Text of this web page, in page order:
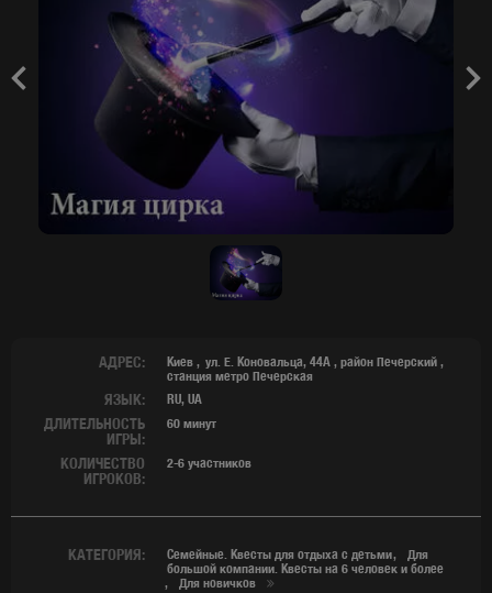
Previous
АДРЕС: Киев ул. Е. Коновальца, 44А , район Печерский ,
станция метро Печерская
ЯЗЫК: RU, UA
ДЛИТЕЛЬНОСТЬ
ИГРЫ:
60 минут
КОЛИЧЕСТВО
ИГРОКОВ:
2-6 участников
КАТЕГОРИЯ: Семейные. Квесты для отдыха с детьми
Для
большой компании. Квесты на 6 человек и более
Для новичков